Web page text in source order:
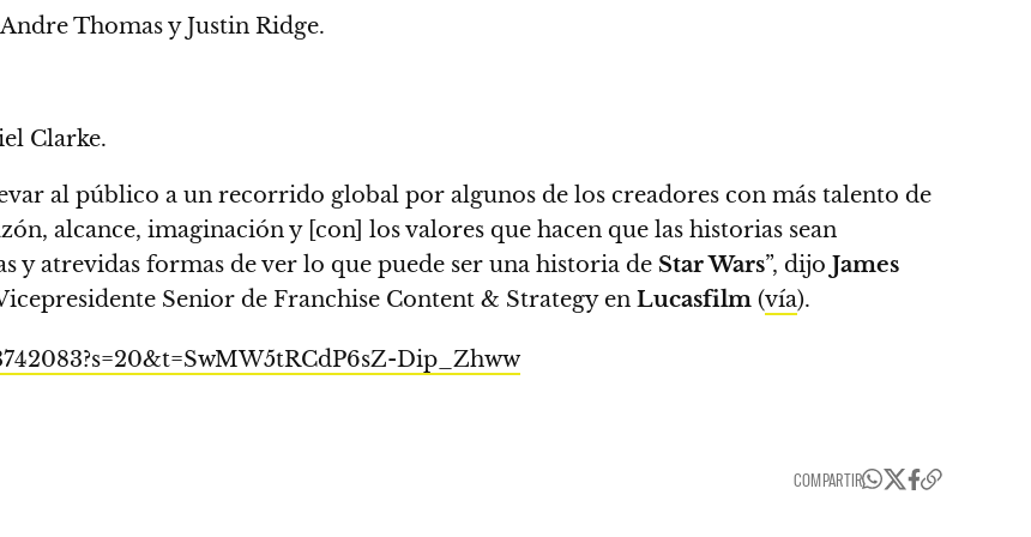
Thomas y Justin Ridge.
Clarke.
al público a un recorrido global por algunos de los creadores con más talento de
alcance, imaginación y [con] los valores que hacen que las historias sean
y atrevidas formas de ver lo que puede ser una historia de Star Wars”, dijo James
Senior de Franchise Content & Strategy en Lucasfilm (vía).
Dip_Zhww
COMPARTIR